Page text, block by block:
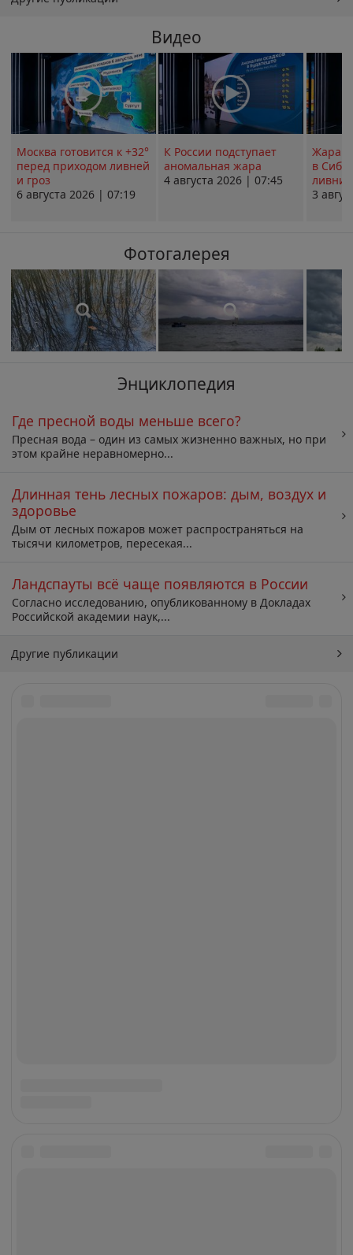
Видео
Москва готовится к +32°
перед приходом ливней
и гроз
6 августа 2026 | 07:19
К России подступает
аномальная жара
4 августа 2026 | 07:45
Жара в
в
ливни
3
Фотогалерея
Энциклопедия
Где пресной воды меньше всего?
Пресная вода – один из самых жизненно важных, но при
этом крайне неравномерно...
Длинная тень лесных пожаров: дым, воздух и
здоровье
Дым от лесных пожаров может распространяться на
тысячи километров, пересекая...
Ландспауты всё чаще появляются в России
Согласно исследованию, опубликованному в Докладах
Российской академии наук,...
Другие публикации